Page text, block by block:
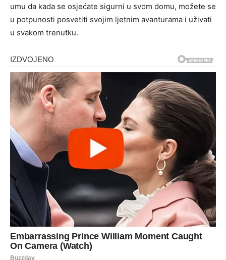
umu da kada se osjećate sigurni u svom domu, možete se
u potpunosti posvetiti svojim ljetnim avanturama i uživati
u svakom trenutku.